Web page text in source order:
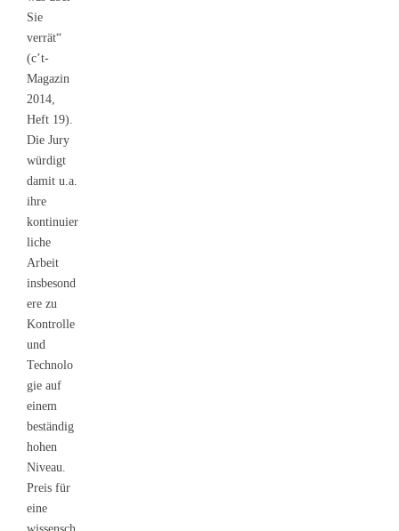
Sie
verrät“
(c’t-
Magazin
2014,
Heft 19).
Die Jury
würdigt
damit u.a.
ihre
kontinuier
liche
Arbeit
insbesond
ere zu
Kontrolle
und
Technolo
gie auf
einem
beständig
hohen
Niveau.
Preis für
eine